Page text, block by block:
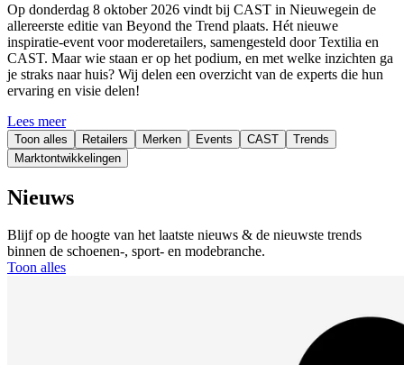
Op donderdag 8 oktober 2026 vindt bij CAST in Nieuwegein de
allereerste editie van Beyond the Trend plaats. Hét nieuwe
inspiratie-event voor moderetailers, samengesteld door Textilia en
CAST. Maar wie staan er op het podium, en met welke inzichten ga
je straks naar huis? Wij delen een overzicht van de experts die hun
ervaring en visie delen!
Lees meer
Toon alles Retailers Merken Events CAST
Trends
Marktontwikkelingen
Nieuws
Blijf op de hoogte van het laatste nieuws & de nieuwste trends
binnen de schoenen-, sport- en modebranche.
Toon alles